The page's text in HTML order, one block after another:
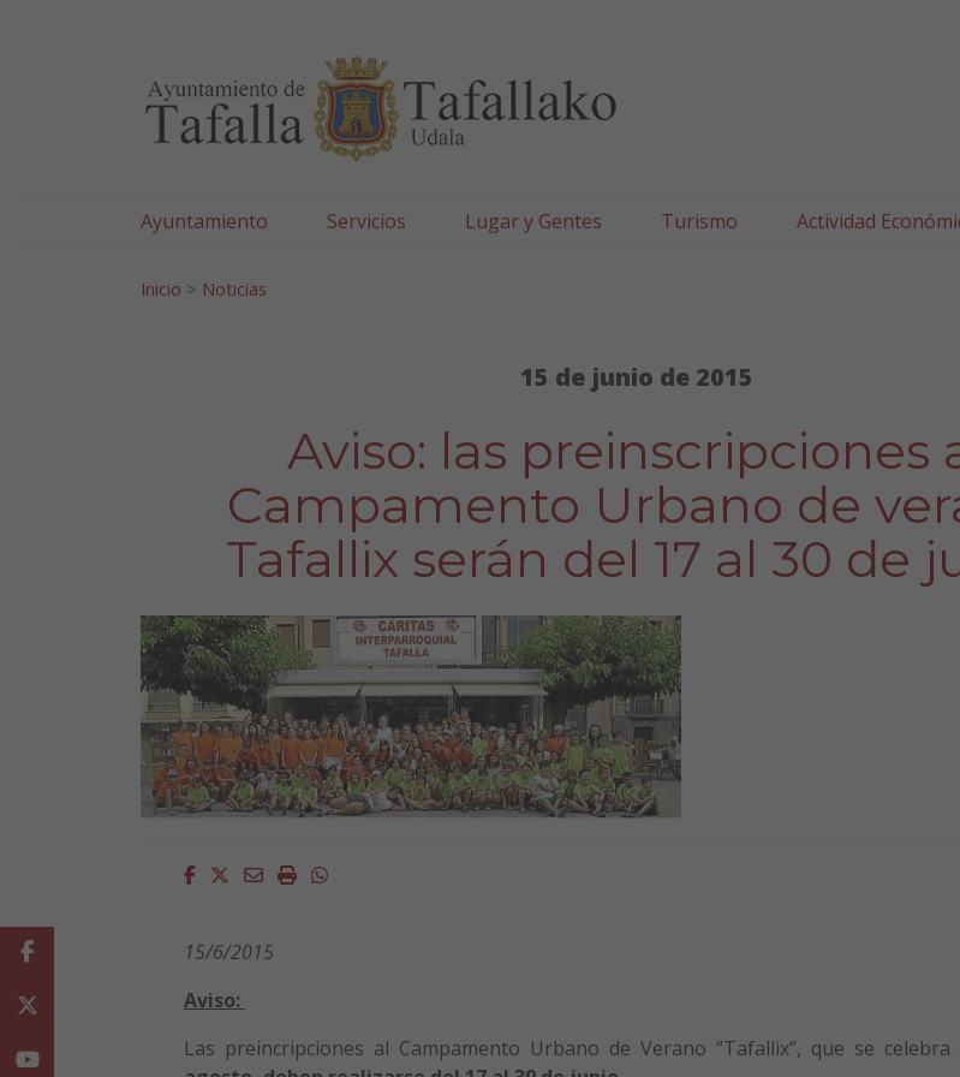
Ayuntamiento Servicios Lugar y Gentes Turismo Actividad
Inicio > Noticias
15 de junio de 2015
Aviso: las preinscripciones
Campamento Urbano de
Tafallix serán del 17 al 30 de
Facebook
Twitter
EmailImprimirWhatsapp
15/6/2015
Aviso:
Las preincripciones al Campamento Urbano de Verano “Tafallix”, que se
Facebook
Youtube